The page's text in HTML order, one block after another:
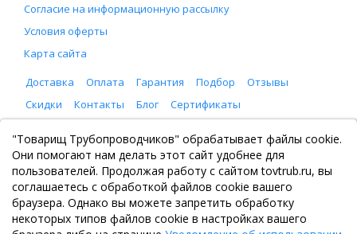
Согласие на информационную рассылку
Условия оферты
Карта сайта
Доставка
Оплата Гарантия Подбор
Отзывы
Скидки
Контакты Блог Сертификаты
ООО "Товарищ Трубопроводчиков"
Москва, Рязанский проспект 8, с. 2
+7 (495) 065-46-75
zakaz@tovtrub.ru
09:00-17:00 ПН-ПТ
Склад: Москва, Рязанский проспект 8, с. 2
"Товарищ Трубопроводчиков" обрабатывает файлы cookie.
Они помогают нам делать этот сайт удобнее для
пользователей. Продолжая работу с сайтом tovtrub.ru, вы
соглашаетесь с обработкой файлов cookie вашего
браузера. Однако вы можете запретить обработку
некоторых типов файлов cookie в настройках вашего